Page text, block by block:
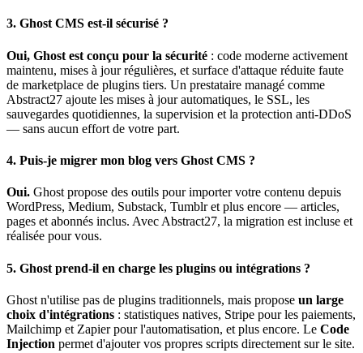
3. Ghost CMS est-il sécurisé ?
Oui, Ghost est conçu pour la sécurité : code moderne activement
maintenu, mises à jour régulières, et surface d'attaque réduite faute
de marketplace de plugins tiers. Un prestataire managé comme
Abstract27 ajoute les mises à jour automatiques, le SSL, les
sauvegardes quotidiennes, la supervision et la protection anti-DDoS
— sans aucun effort de votre part.
4. Puis-je migrer mon blog vers Ghost CMS ?
Oui. Ghost propose des outils pour importer votre contenu depuis
WordPress, Medium, Substack, Tumblr et plus encore — articles,
pages et abonnés inclus. Avec Abstract27, la migration est incluse et
réalisée pour vous.
5. Ghost prend-il en charge les plugins ou intégrations ?
Ghost n'utilise pas de plugins traditionnels, mais propose un large
choix d'intégrations : statistiques natives, Stripe pour les paiements,
Mailchimp et Zapier pour l'automatisation, et plus encore. Le Code
Injection permet d'ajouter vos propres scripts directement sur le site.